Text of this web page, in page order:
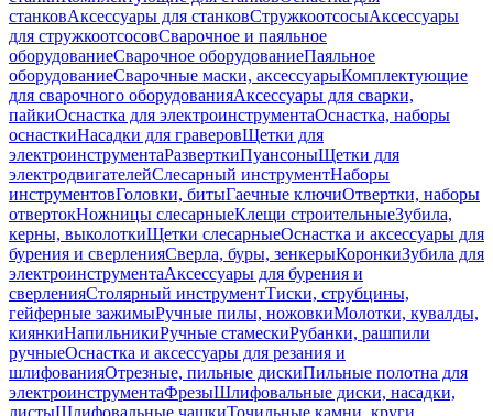
станковАксессуары для станковСтружкоотсосыАксессуары
для стружкоотсосовСварочное и паяльное
оборудованиеСварочное оборудованиеПаяльное
оборудованиеСварочные маски, аксессуарыКомплектующие
для сварочного оборудованияАксессуары для сварки,
пайкиОснастка для электроинструментаОснастка, наборы
оснасткиНасадки для граверовЩетки для
электроинструментаРазверткиПуансоныЩетки для
электродвигателейСлесарный инструментНаборы
инструментовГоловки, битыГаечные ключиОтвертки, наборы
отвертокНожницы слесарныеКлещи строительныеЗубила,
керны, выколоткиЩетки слесарныеОснастка и аксессуары для
бурения и сверленияСверла, буры, зенкерыКоронкиЗубила для
электроинструментаАксессуары для бурения и
сверленияСтолярный инструментТиски, струбцины,
гейферные зажимыРучные пилы, ножовкиМолотки, кувалды,
киянкиНапильникиРучные стамескиРубанки, рашпили
ручныеОснастка и аксессуары для резания и
шлифованияОтрезные, пильные дискиПильные полотна для
электроинструментаФрезыШлифовальные диски, насадки,
листыШлифовальные чашкиТочильные камни, круги,